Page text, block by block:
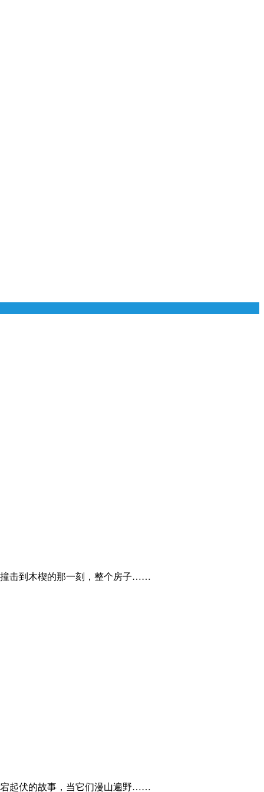
撞击到木楔的那一刻，整个房子……
宕起伏的故事，当它们漫山遍野……